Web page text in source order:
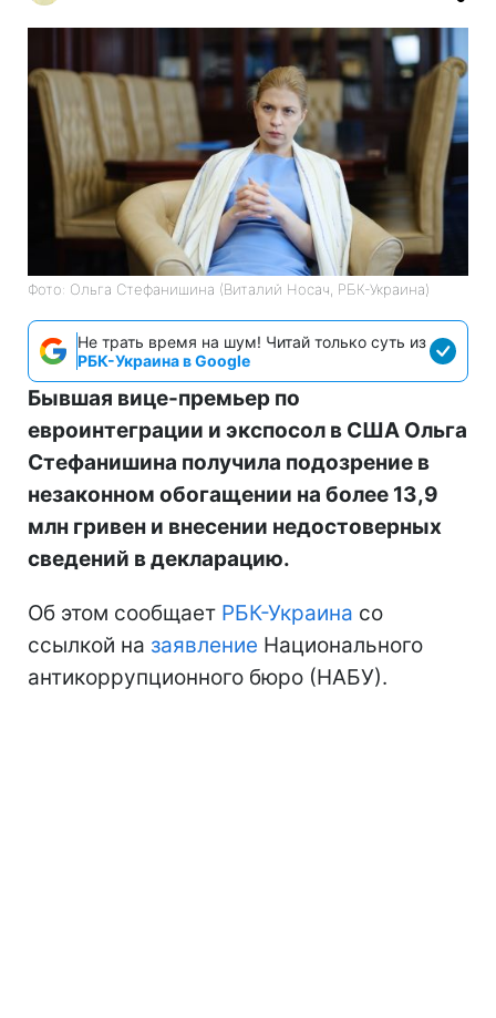
Фото: Ольга Стефанишина (Виталий Носач, РБК-Украина)
Не трать время на шум! Читай только суть из
РБК-Украина в Google
Бывшая вице-премьер по
евроинтеграции и экспосол в США Ольга
Стефанишина получила подозрение в
незаконном обогащении на более 13,9
млн гривен и внесении недостоверных
сведений в декларацию.
Об этом сообщает РБК-Украина со
ссылкой на заявление Национального
антикоррупционного бюро (НАБУ).